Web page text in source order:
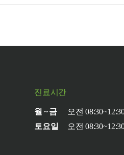
진료시간
월~금 오전
토요일
오전